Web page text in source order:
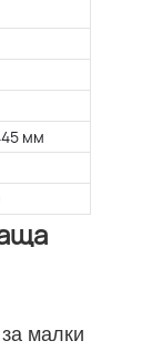
мм
малки